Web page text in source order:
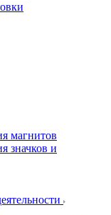
магнитов
значков и